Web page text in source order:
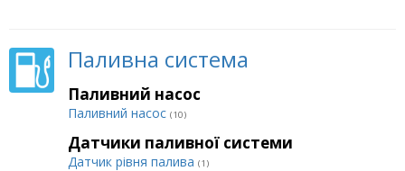
Паливна система
Паливний насос
Паливний насос (10)
Датчики паливної системи
Датчик рівня палива (1)